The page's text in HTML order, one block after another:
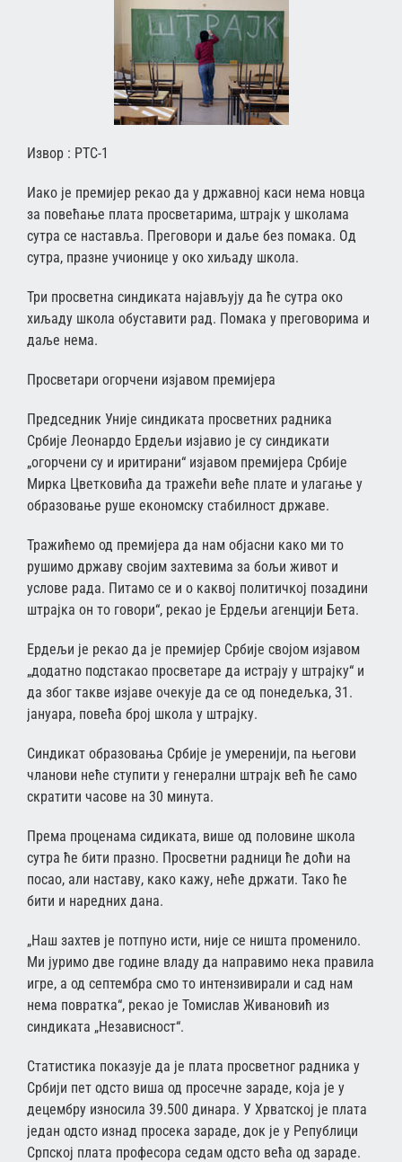
Извор : РТС-1
Иако је премијер рекао да у државној каси нема новца
за повећање плата просветарима, штрајк у школама
сутра се наставља. Преговори и даље без помака. Од
сутра, празне учионице у око хиљаду школа.
Три просветна синдиката најављују да ће сутра око
хиљаду школа обуставити рад. Помака у преговорима и
даље нема.
Просветари огорчени изјавом премијера
Председник Уније синдиката просветних радника
Србије Леонардо Ердељи изјавио је су синдикати
„огорчени су и иритирани“ изјавом премијера Србије
Мирка Цветковића да тражећи веће плате и улагање у
образовање руше економску стабилност државе.
Тражићемо од премијера да нам објасни како ми то
рушимо државу својим захтевима за бољи живот и
услове рада. Питамо се и о каквој политичкој позадини
штрајка он то говори“, рекао је Ердељи агенцији Бета.
Ердељи је рекао да је премијер Србије својом изјавом
„додатно подстакао просветаре да истрају у штрајку“ и
да због такве изјаве очекује да се од понедељка, 31.
јануара, повећа број школа у штрајку.
Синдикат образовања Србије је умеренији, па његови
чланови неће ступити у генерални штрајк већ ће само
скратити часове на 30 минута.
Према проценама сидиката, више од половине школа
сутра ће бити празно. Просветни радници ће доћи на
посао, али наставу, како кажу, неће држати. Тако ће
бити и наредних дана.
„Наш захтев је потпуно исти, није се ништа променило.
Ми јуримо две године владу да направимо нека правила
игре, а од септембра смо то интензивирали и сад нам
нема повратка“, рекао је Томислав Живановић из
синдиката „Независност“.
Статистика показује да је плата просветног радника у
Србији пет одсто виша од просечне зараде, која је у
децембру износила 39.500 динара. У Хрватској је плата
један одсто изнад просека зараде, док је у Републици
Српској плата професора седам одсто већа од зараде.